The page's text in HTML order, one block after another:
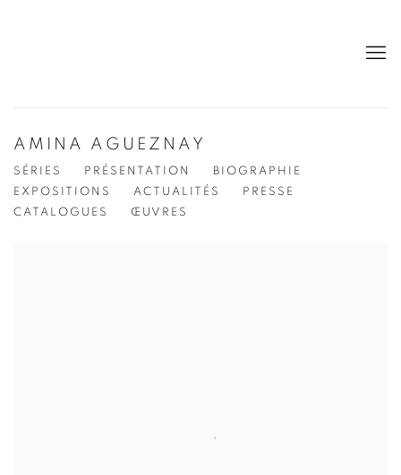
AMINA AGUEZNAY
SÉRIES PRÉSENTATION
BIOGRAPHIE
EXPOSITIONS
ACTUALITÉS
PRESSE
CATALOGUES
ŒUVRES